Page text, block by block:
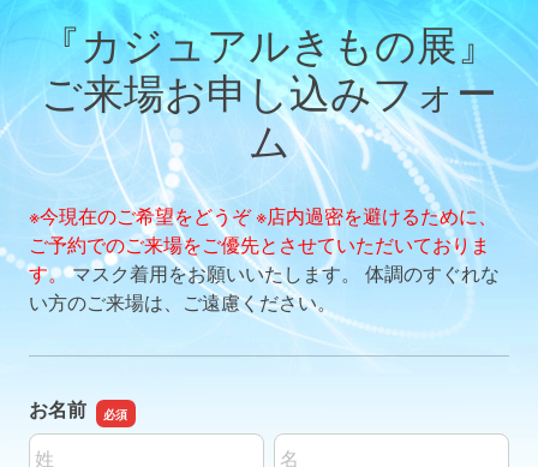
『カジュアルきもの展』
ご来場お申し込みフォー
ム
※今現在のご希望をどうぞ※店内過密を避けるために、
ご予約でのご来場をご優先とさせていただいておりま
す。マスク着用をお願いいたします。 体調のすぐれな
い方のご来場は、ご遠慮ください。
お名前
名前の姓
名前の名